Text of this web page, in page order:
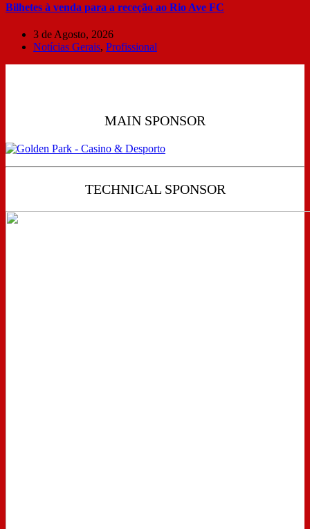
Bilhetes à venda para a receção ao Rio Ave FC
3 de Agosto, 2026
Notícias Gerais, Profissional
MAIN SPONSOR
TECHNICAL SPONSOR